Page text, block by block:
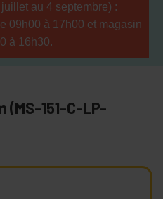
au 4 septembre) :
09h00 à 17h00 et magasin
à 16h30.
(MS-151-C-LP-